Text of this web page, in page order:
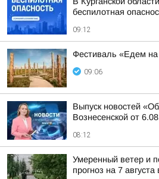
беспилотная
09:12
Фестиваль «Едем
09:06
Выпуск новостей
Вознесенской от
08:12
Умеренный ветер и
прогноз на 7 августа